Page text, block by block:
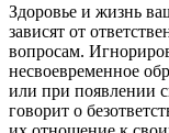
Здоровье и жизнь
зависят от
вопросам.
несвоевременное
или при появлении
говорит о